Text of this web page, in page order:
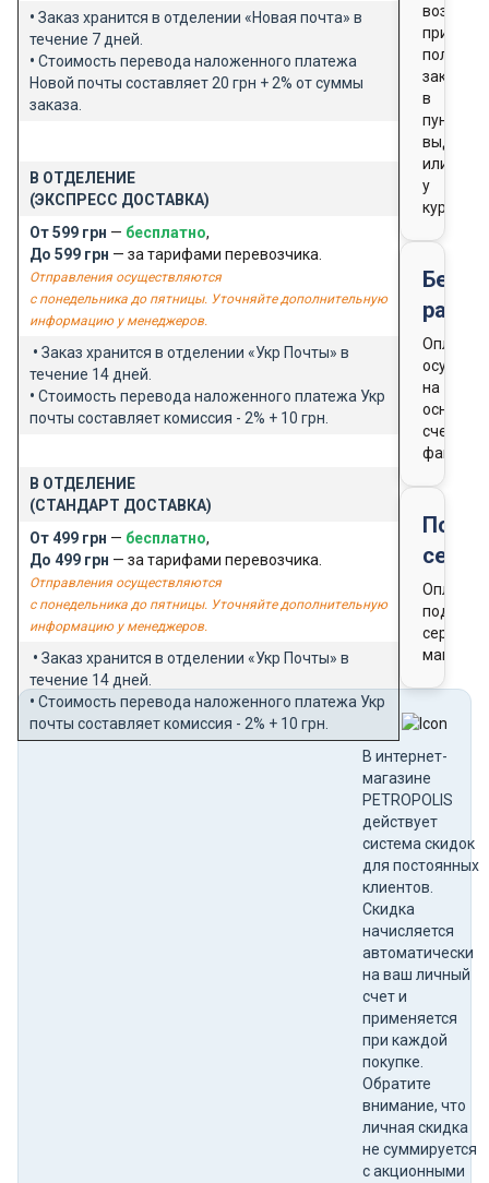
• Заказ хранится в отделении «Новая почта» в
течение 7 дней.
• Стоимость перевода наложенного платежа
Новой почты составляет 20 грн + 2% от суммы
заказа.
В ОТДЕЛЕНИЕ
(ЭКСПРЕСС ДОСТАВКА)
От 599 грн — бесплатно,
До 599 грн — за тарифами перевозчика.
Отправления осуществляются
с понедельника до пятницы. Уточняйте дополнительную
информацию у менеджеров.
• Заказ хранится в отделении «Укр Почты» в
течение 14 дней.
• Стоимость перевода наложенного платежа Укр
почты составляет комиссия - 2% + 10 грн.
В ОТДЕЛЕНИЕ
(СТАНДАРТ ДОСТАВКА)
От 499 грн — бесплатно,
До 499 грн — за тарифами перевозчика.
Отправления осуществляются
с понедельника до пятницы. Уточняйте дополнительную
информацию у менеджеров.
• Заказ хранится в отделении «Укр Почты» в
течение 14 дней.
• Стоимость перевода наложенного платежа Укр
почты составляет комиссия - 2% + 10 грн.
при
заказа
в
пункте
выдачи
или
у
курьера
Оплата
на
счета-
фактуры
Оплата
В интернет-
магазине
PETROPOLIS
действует
система скидок
для постоянных
клиентов.
Скидка
начисляется
автоматически
на ваш личный
счет и
применяется
при каждой
покупке.
Обратите
внимание, что
личная скидка
не суммируется
с акционными